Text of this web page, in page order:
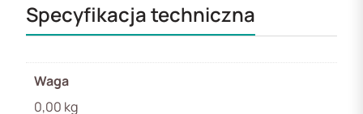
Specyfikacja techniczna
Waga
0,00 kg